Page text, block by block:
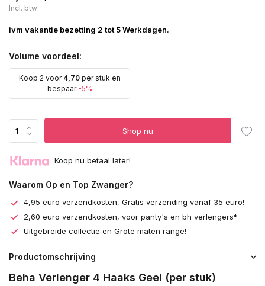
Incl. btw
ivm vakantie bezetting 2 tot 5 Werkdagen.
Volume voordeel:
Koop 2 voor 4,70per stuk en
bespaar -5%
Shop nu
Koop nu betaal later!
Waarom Op en Top Zwanger?
4,95 euro verzendkosten, Gratis verzending vanaf 35 euro!
2,60 euro verzendkosten, voor panty's en bh verlengers*
Uitgebreide collectie en Grote maten range!
Productomschrijving
Beha Verlenger 4 Haaks Geel (per stuk)